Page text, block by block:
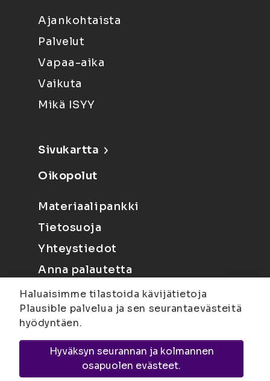
Ajankohtaista
Palvelut
Vapaa-aika
Vaikuta
Mikä ISYY
Sivukartta
Oikopolut
Materiaalipankki
Tietosuoja
Yhteystiedot
Anna palautetta
Joensuu
Suvantokatu 6, 80100 Joensuu |
KuopioYliopistonranta 15, PL 1627, 70211
Haluaisimme tilastoida kävijätietoja
Plausible palvelua ja sen seurantaevästeitä
hyödyntäen.
Hyväksyn seurannan ja kolmannen
osapuolen evästeet.